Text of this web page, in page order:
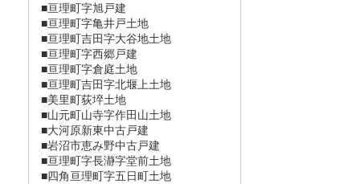
■亘理町字旭戸建
■亘理町字亀井戸土地
■亘理町吉田字大谷地土地
■亘理町字西郷戸建
■亘理町字倉庭土地
■亘理町吉田字北堰上土地
■美里町荻埣土地
■山元町山寺字作田山土地
■大河原新東中古戸建
■岩沼市恵み野中古戸建
■亘理町字長瀞󠄀字堂前土地
■四角亘理町字五日町土地